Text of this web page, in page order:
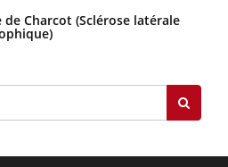
de Charcot (Sclérose latérale